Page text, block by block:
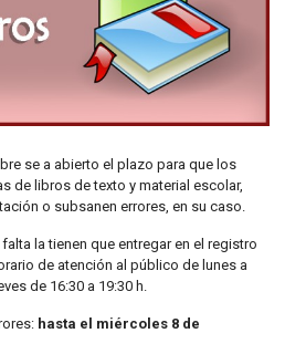
se a abierto el plazo para que los
de libros de texto y material escolar,
o subsanen errores, en su caso.
la tienen que entregar en el registro
de atención al público de lunes a
de 16:30 a 19:30 h.
hasta el miércoles 8 de